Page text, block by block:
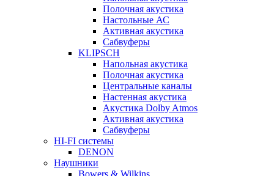
Полочная акустика
Настольные АС
Активная акустика
Сабвуферы
KLIPSCH
Напольная акустика
Полочная акустика
Центральные каналы
Настенная акустика
Акустика Dolby Atmos
Активная акустика
Сабвуферы
HI-FI системы
DENON
Наушники
Bowers & Wilkins